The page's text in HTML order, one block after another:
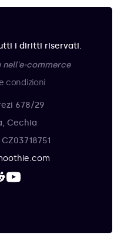
i diritti riservati.
nell'e-commerce
condizioni
678/29
Cechia